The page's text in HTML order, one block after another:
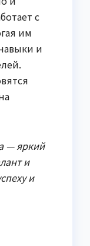
с
им
и
— яркий
и
и